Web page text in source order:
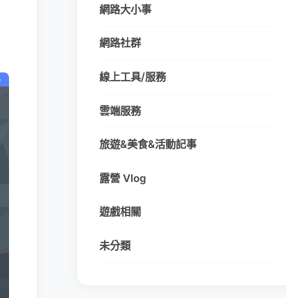
網路大小事
網路社群
線上工具/服務
雲端服務
旅遊&美食&活動記事
露營 Vlog
遊戲相關
未分類